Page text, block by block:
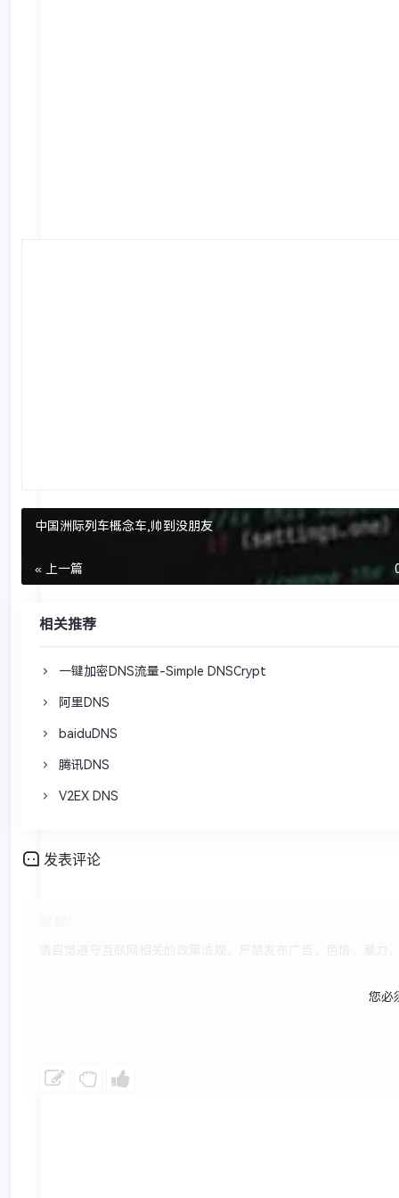
中国洲际列车概念车,帅到没朋友
« 上一篇
相关推荐
一键加密DNS流量-Simple DNSCrypt
阿里DNS
baiduDNS
腾讯DNS
V2EX DNS
发表评论
您必